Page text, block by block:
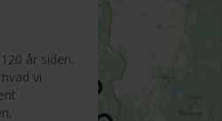
år siden.
vi